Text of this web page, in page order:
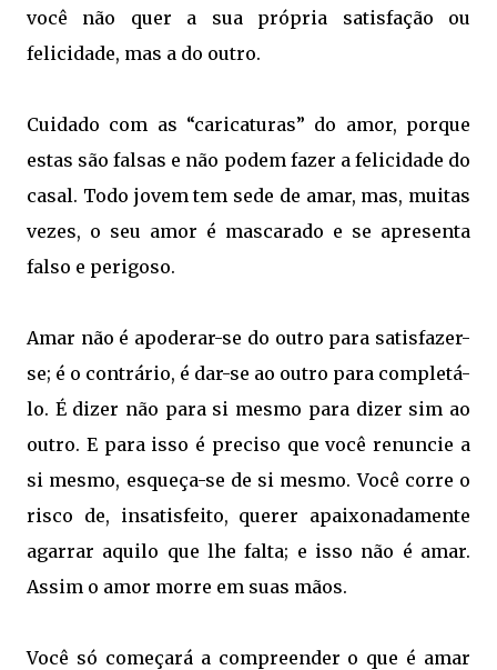
você não quer a sua própria satisfação ou
felicidade, mas a do outro.
Cuidado com as “caricaturas” do amor, porque
estas são falsas e não podem fazer a felicidade do
casal. Todo jovem tem sede de amar, mas, muitas
vezes, o seu amor é mascarado e se apresenta
falso e perigoso.
Amar não é apoderar-se do outro para satisfazer-
se; é o contrário, é dar-se ao outro para completá-
lo. É dizer não para si mesmo para dizer sim ao
outro. E para isso é preciso que você renuncie a
si mesmo, esqueça-se de si mesmo. Você corre o
risco de, insatisfeito, querer apaixonadamente
agarrar aquilo que lhe falta; e isso não é amar.
Assim o amor morre em suas mãos.
Você só começará a compreender o que é amar